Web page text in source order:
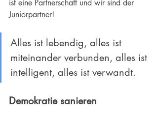
ist eine Partnerschaft und wir sind der
Juniorpartner!
Alles ist lebendig, alles ist
miteinander verbunden, alles ist
intelligent, alles ist verwandt.
Demokratie sanieren